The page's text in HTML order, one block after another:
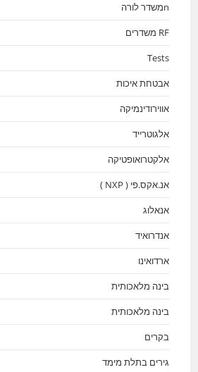
nמשדר לורה
RF משדרים
Tests
אבטחת איכות
אווירודינמיקה
אלגוטרייד
אלקטרואופטיקה
אנ.אקס.פי ( NXP )
אנאלוג
אנדרואיד
ארדואינו
בינה מלאכותית
בינה מלאכותית
בקרים
גירים בתלת מימד